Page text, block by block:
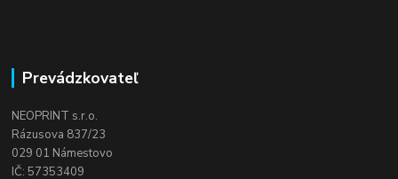
Prevádzkovateľ
NEOPRINT s.r.o.
Rázusova 837/23
029 01 Námestovo
IČ: 57353409